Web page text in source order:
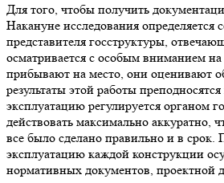
Для того, чтобы получить
Накануне исследования определяется
представителя госструктуры,
осматривается с особым вниманием
прибывают на место, они оценивают
результаты этой работы
эксплуатацию регулируется органом
действовать максимально
все было сделано правильно и в срок.
эксплуатацию каждой конструкции
нормативных документов, проектной